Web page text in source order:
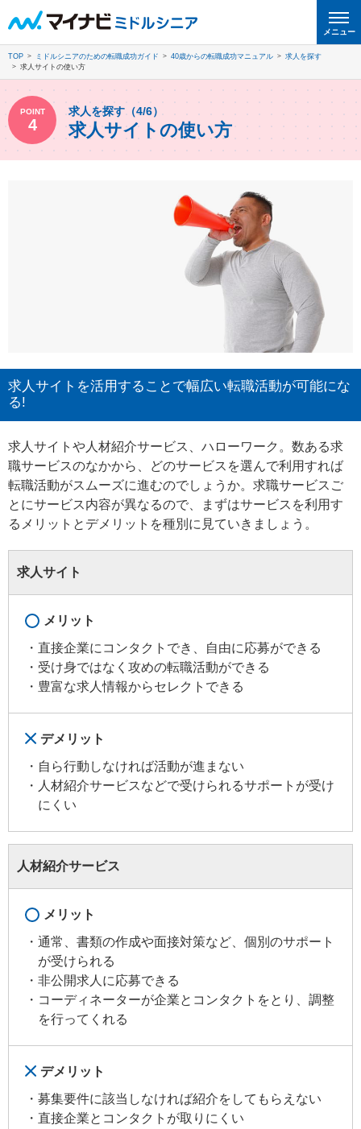
メニュー
TOP ミドルシニアのための転職成功ガイド 40歳からの転職成功マニュアル
求人を探す
求人サイトの使い方
POINT
4
求人を探す（4/6）
求人サイトの使い方
求人サイトを活用することで幅広い転職活動が可能にな
る!
求人サイトや人材紹介サービス、ハローワーク。数ある求
職サービスのなかから、どのサービスを選んで利用すれば
転職活動がスムーズに進むのでしょうか。求職サービスご
とにサービス内容が異なるので、まずはサービスを利用す
るメリットとデメリットを種別に見ていきましょう。
求人サイト
メリット
直接企業にコンタクトでき、自由に応募ができる
受け身ではなく攻めの転職活動ができる
豊富な求人情報からセレクトできる
デメリット
自ら行動しなければ活動が進まない
人材紹介サービスなどで受けられるサポートが受け
にくい
人材紹介サービス
メリット
通常、書類の作成や面接対策など、個別のサポート
が受けられる
非公開求人に応募できる
コーディネーターが企業とコンタクトをとり、調整
を行ってくれる
デメリット
募集要件に該当しなければ紹介をしてもらえない
直接企業とコンタクトが取りにくい